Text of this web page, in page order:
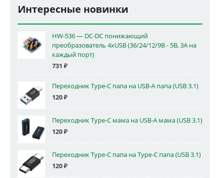
Интересные новинки
HW-536 — DC-DC понижающий
преобразователь 4xUSB (36/24/12/9В - 5В, 3А на
каждый порт)
731 ₽
Переходник Type-C папа на USB-A папа (USB 3.1)
120₽
Переходник Type-C мама на USB-A мама (USB 3.1)
120₽
Переходник Type-C папа на Type-C папа (USB 3.1)
120₽